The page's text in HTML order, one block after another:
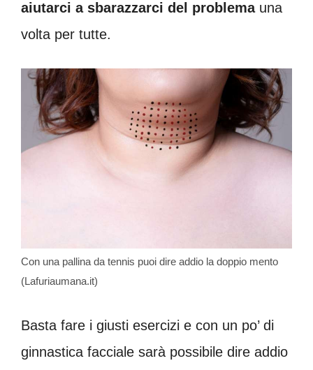
aiutarci a sbarazzarci del problemauna
volta per tutte.
Con una pallina da tennis puoi dire addio la doppio mento
(Lafuriaumana.it)
Basta fare i giusti esercizi e con un po’ di
ginnastica facciale sarà possibile dire addio